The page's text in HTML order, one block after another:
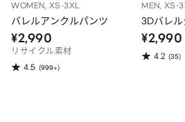
WOMEN, XS-3XL
バレルアンクルパンツ
¥2,990
リサイクル素材
4.5 (999+)
MEN, XS-
3Dバレ
¥2,990
4.2 (35)